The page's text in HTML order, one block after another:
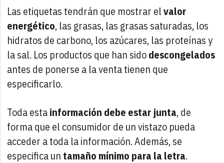
Las etiquetas tendrán que mostrar elvalor
energético, las grasas, las grasas saturadas, los
hidratos de carbono, los azúcares, las proteínas y
la sal. Los productos que han sidodescongelados
antes de ponerse a la venta tienen que
especificarlo.
Toda estainformación debe estar junta, de
forma que el consumidor de un vistazo pueda
acceder a toda la información. Además, se
especifica un tamaño mínimo para la letra.